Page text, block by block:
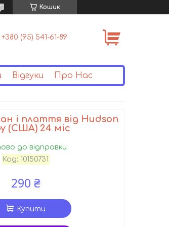
Кошик
+380 (95) 541-61-89
Відгуки Про Нас
і плаття від Hudson
(США) 24 міс
до відправки
Код: 10150731
290 ₴
Купити